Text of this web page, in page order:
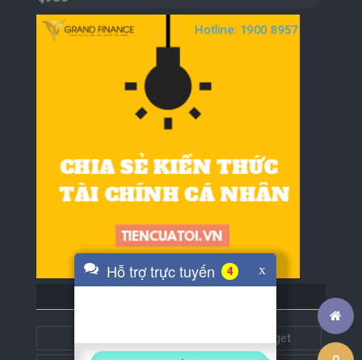
Get this widget
Hỗ trợ trực tuyến 4 x